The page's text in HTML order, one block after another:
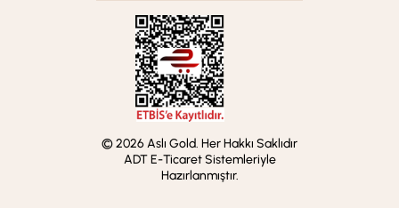
© 2026 Aslı Gold. Her Hakkı Saklıdır
ADT E-Ticaret Sistemleriyle
Hazırlanmıştır.